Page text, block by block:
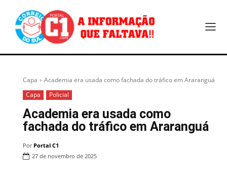
Capa
Academia era usada como fachada do tráfico em Araranguá
Capa
Policial
Academia era usada como
fachada do tráfico em Araranguá
Por Portal C1
27 de novembro de 2025